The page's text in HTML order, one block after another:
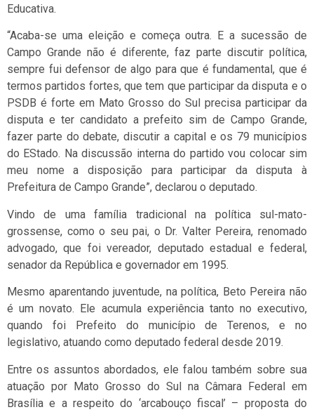
Educativa.
“Acaba-se uma eleição e começa outra. E a sucessão de
Campo Grande não é diferente, faz parte discutir política,
sempre fui defensor de algo para que é fundamental, que é
termos partidos fortes, que tem que participar da disputa e o
PSDB é forte em Mato Grosso do Sul precisa participar da
disputa e ter candidato a prefeito sim de Campo Grande,
fazer parte do debate, discutir a capital e os 79 municípios
do EStado. Na discussão interna do partido vou colocar sim
meu nome a disposição para participar da disputa à
Prefeitura de Campo Grande”, declarou o deputado.
Vindo de uma família tradicional na política sul-mato-
grossense, como o seu pai, o Dr. Valter Pereira, renomado
advogado, que foi vereador, deputado estadual e federal,
senador da República e governador em 1995.
Mesmo aparentando juventude, na política, Beto Pereira não
é um novato. Ele acumula experiência tanto no executivo,
quando foi Prefeito do município de Terenos, e no
legislativo, atuando como deputado federal desde 2019.
Entre os assuntos abordados, ele falou também sobre sua
atuação por Mato Grosso do Sul na Câmara Federal em
Brasília e a respeito do ‘arcabouço fiscal’ – proposta do